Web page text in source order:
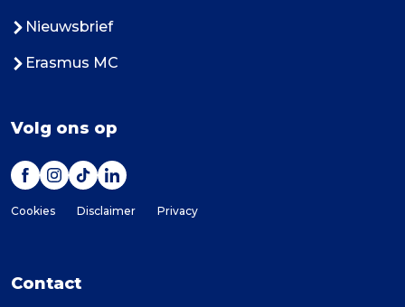
Nieuwsbrief
Erasmus MC
Volg ons op
Cookies Disclaimer Privacy
Contact